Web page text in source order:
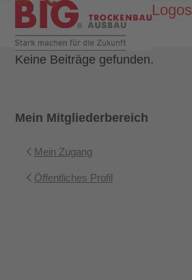
content
Open
mobile
menu
Close
mobile
menu
Logos
Keine Beiträge gefunden.
Mein Mitgliederbereich
Mein Zugang
Öffentliches Profil